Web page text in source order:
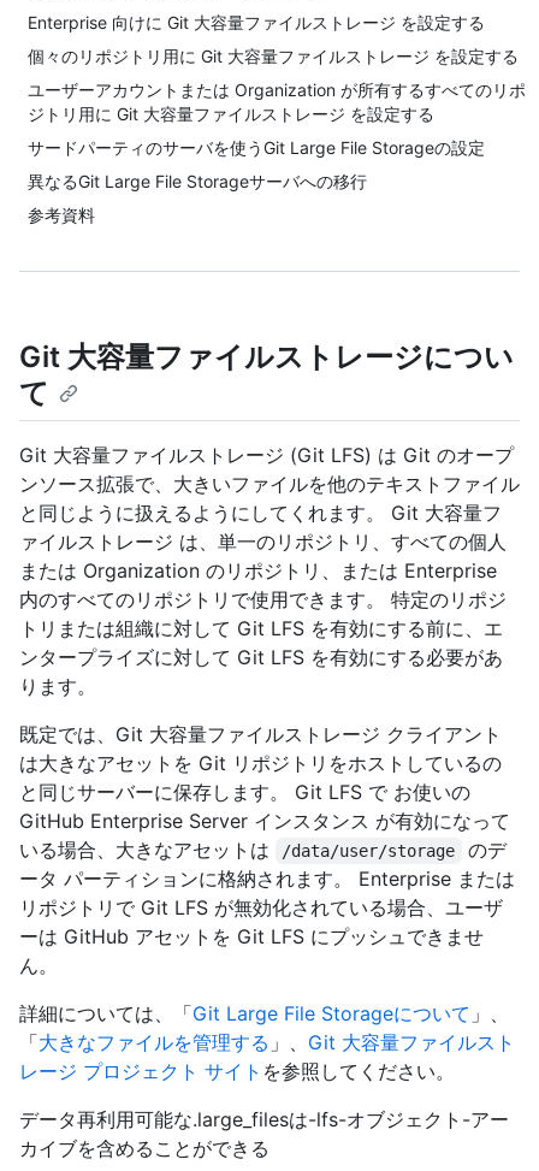
Enterprise 向けに Git 大容量ファイルストレージ を設定する
個々のリポジトリ用に Git 大容量ファイルストレージ を設定する
ユーザーアカウントまたは Organization が所有するすべてのリポ
ジトリ用に Git 大容量ファイルストレージ を設定する
サードパーティのサーバを使うGit Large File Storageの設定
異なるGit Large File Storageサーバへの移行
参考資料
Git 大容量ファイルストレージについ
て
Git 大容量ファイルストレージ (Git LFS) は Git のオープ
ンソース拡張で、大きいファイルを他のテキストファイル
と同じように扱えるようにしてくれます。 Git 大容量フ
ァイルストレージ は、単一のリポジトリ、すべての個人
または Organization のリポジトリ、または Enterprise
内のすべてのリポジトリで使用できます。 特定のリポジ
トリまたは組織に対して Git LFS を有効にする前に、エ
ンタープライズに対して Git LFS を有効にする必要があ
ります。
既定では、Git 大容量ファイルストレージ クライアント
は大きなアセットを Git リポジトリをホストしているの
と同じサーバーに保存します。 Git LFS で お使いの
GitHub Enterprise Server インスタンス が有効になって
いる場合、大きなアセットは
/data/user/storage
のデ
ータ パーティションに格納されます。 Enterprise または
リポジトリで Git LFS が無効化されている場合、ユーザ
ーは GitHub アセットを Git LFS にプッシュできませ
ん。
詳細については、「Git Large File Storageについて 」、
「大きなファイルを管理する 」、 Git 大容量ファイルスト
レージ プロジェクト サイト を参照してください。
データ再利用可能な.large_filesは-lfs-オブジェクト-アー
カイブを含めることができる